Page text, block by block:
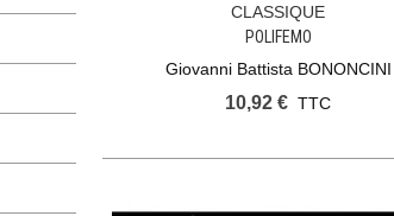
Ajouter Au Panier
CLASSIQUE
POLIFEMO
Giovanni Battista BONONCINI
10,92 € TTC